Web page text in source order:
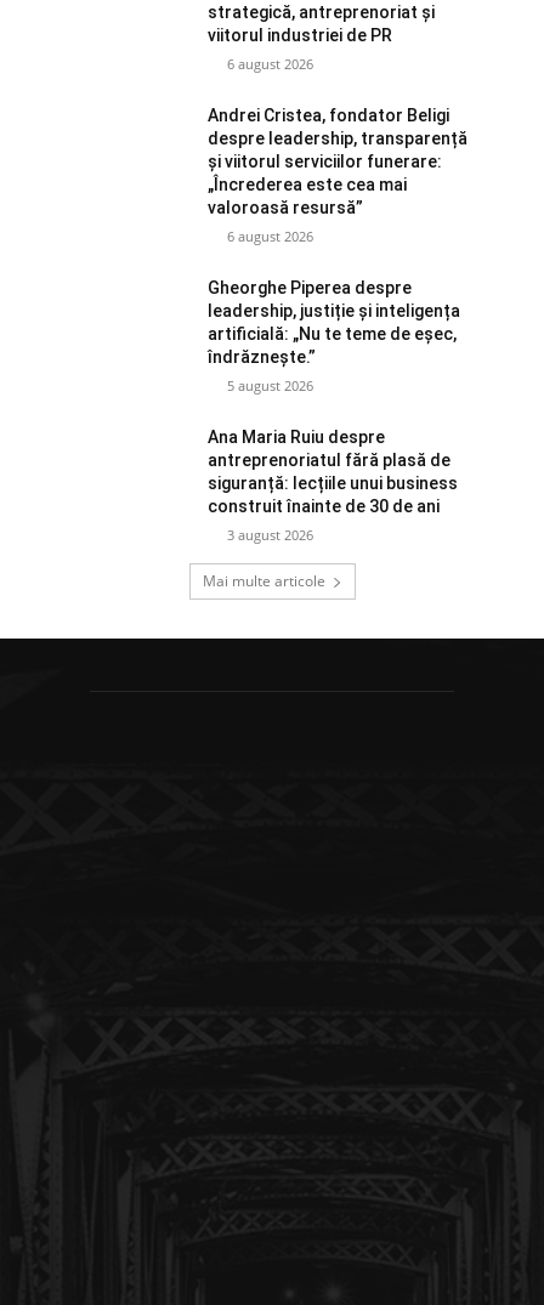
strategică, antreprenoriat și
viitorul industriei de PR
6 august 2026
Andrei Cristea, fondator Beligi
despre leadership, transparență
și viitorul serviciilor funerare:
„Încrederea este cea mai
valoroasă resursă”
6 august 2026
Gheorghe Piperea despre
leadership, justiție și inteligența
artificială: „Nu te teme de eșec,
îndrăznește.”
5 august 2026
Ana Maria Ruiu despre
antreprenoriatul fără plasă de
siguranță: lecțiile unui business
construit înainte de 30 de ani
3 august 2026
Mai multe articole